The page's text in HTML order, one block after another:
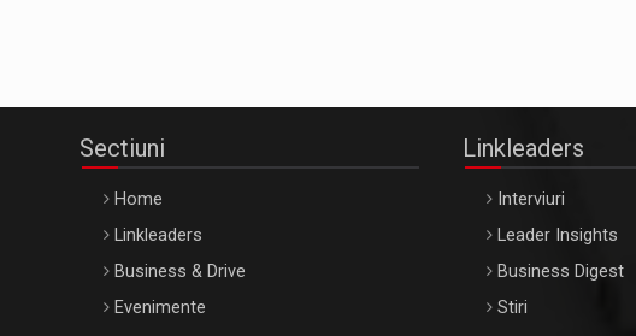
Sectiuni
Home
Linkleaders
Business & Drive
Evenimente
Linkleaders
Interviuri
Leader Insights
Business Digest
Stiri